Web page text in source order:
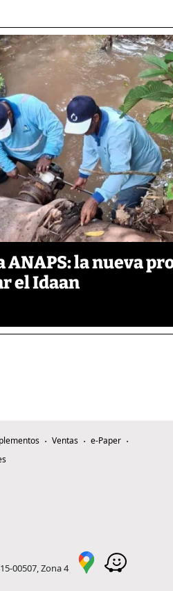
la nueva
el Idaan
Ventas
e-Paper
00507, Zona 4